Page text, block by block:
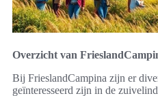
Overzicht van
Bij FrieslandCampina zijn er
geïnteresseerd zijn in de